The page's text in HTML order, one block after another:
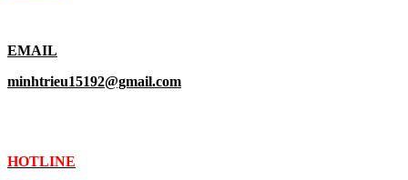
EMAIL
minhtrieu15192@gmail.com
HOTLINE